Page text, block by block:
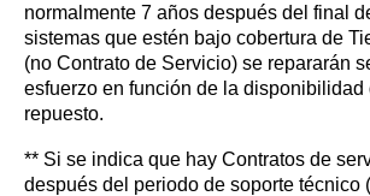
normalmente 7 años después del final
sistemas que estén bajo cobertura de
(no Contrato de Servicio) se repararán
esfuerzo en función de la disponibilidad
repuesto.
** Si se indica que hay Contratos de
después del periodo de soporte técnico